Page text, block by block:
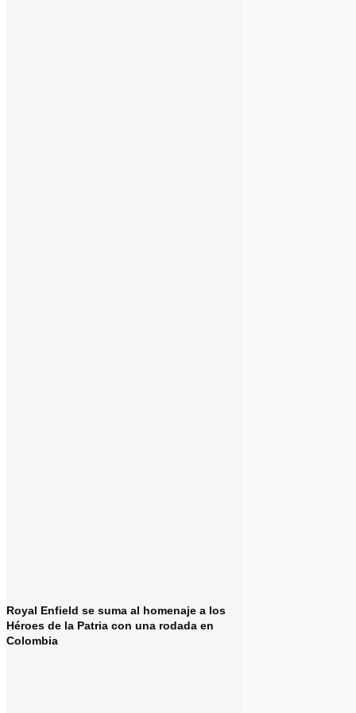
Royal Enfield se suma al homenaje a los
Héroes de la Patria con una rodada en
Colombia